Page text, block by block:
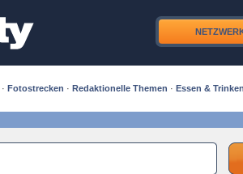
· Fotostrecken · Redaktionelle Themen · Essen &